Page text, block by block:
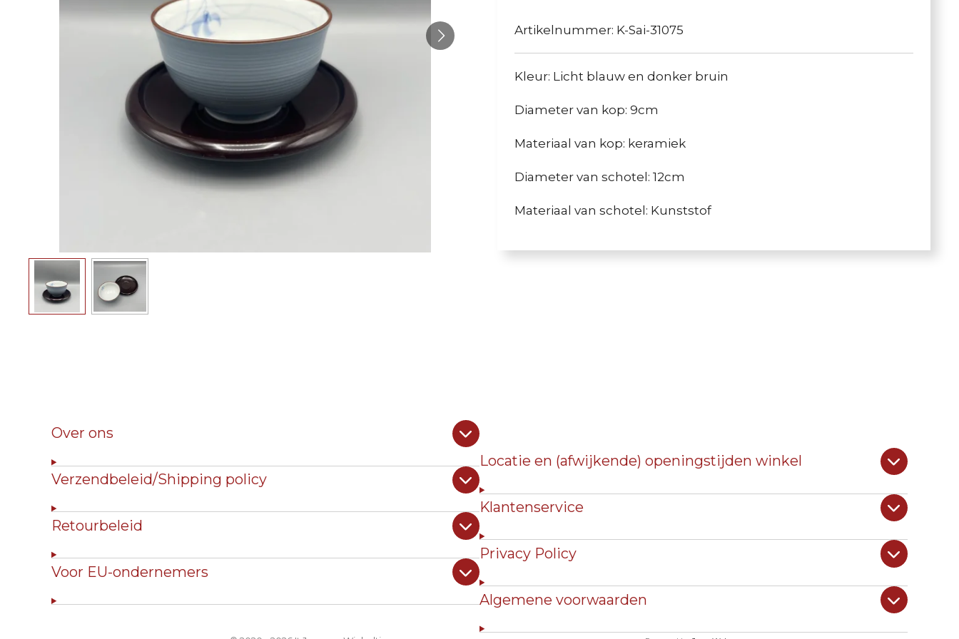
Artikelnummer: K-Sai-31075
Kleur: Licht blauw en donker bruin
Diameter van kop: 9cm
Materiaal van kop: keramiek
Diameter van schotel: 12cm
Materiaal van schotel: Kunststof
Over ons
Verzendbeleid/Shipping policy
Retourbeleid
Voor EU-ondernemers
Locatie en (afwijkende) openingstijden winkel
Klantenservice
Privacy Policy
Algemene voorwaarden